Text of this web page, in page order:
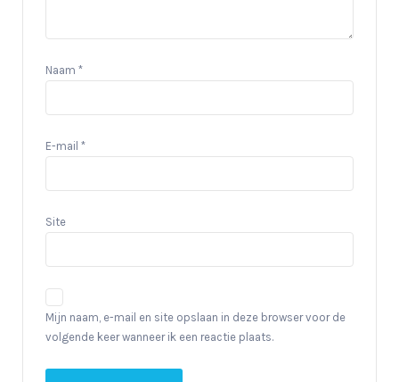
Naam *
E-mail *
Site
Mijn naam, e-mail en site opslaan in deze browser voor de
volgende keer wanneer ik een reactie plaats.